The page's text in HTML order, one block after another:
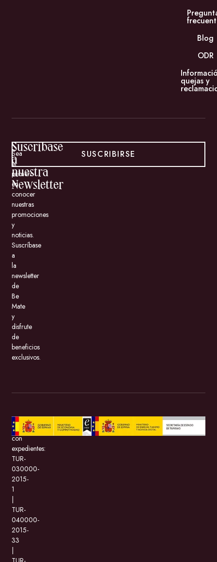
Blog
ODR
quejas y
Suscríbase
a
nuestra
Newsletter
Sea
el
primero
en
conocer
nuestras
promociones
y
noticias.
Suscríbase
a
la
newsletter
de
Be
Mate
y
disfrute
de
beneficios
exclusivos.
SUSCRIBIRSE
BeMate.com
con
expedientes:
TUR-
030000-
2015-
1
TUR-
040000-
2015-
33